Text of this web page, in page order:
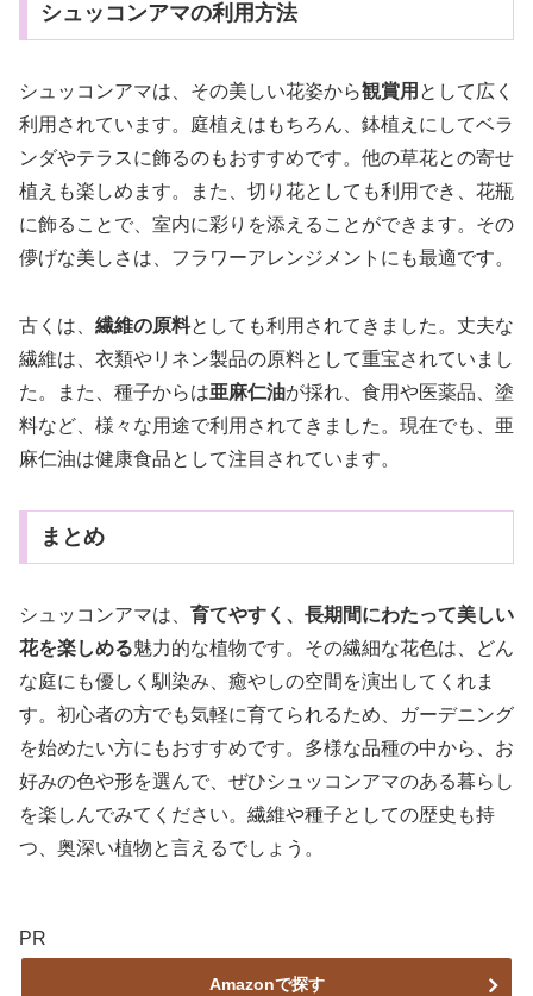
シュッコンアマの利用方法
シュッコンアマは、その美しい花姿から観賞用 として広く
利用されています。庭植えはもちろん、鉢植えにしてベラ
ンダやテラスに飾るのもおすすめです。他の草花との寄せ
植えも楽しめます。また、切り花としても利用でき、花瓶
に飾ることで、室内に彩りを添えることができます。その
儚げな美しさは、フラワーアレンジメントにも最適です。
古くは、 繊維の原料としても利用されてきました。丈夫な
繊維は、衣類やリネン製品の原料として重宝されていまし
た。また、種子からは亜麻仁油が採れ、食用や医薬品、塗
料など、様々な用途で利用されてきました。現在でも、亜
麻仁油は健康食品として注目されています。
まとめ
シュッコンアマは、 育てやすく、長期間にわたって美しい
花を楽しめる魅力的な植物です。その繊細な花色は、どん
な庭にも優しく馴染み、癒やしの空間を演出してくれま
す。初心者の方でも気軽に育てられるため、ガーデニング
を始めたい方にもおすすめです。多様な品種の中から、お
好みの色や形を選んで、ぜひシュッコンアマのある暮らし
を楽しんでみてください。繊維や種子としての歴史も持
つ、奥深い植物と言えるでしょう。
PR
Amazonで探す